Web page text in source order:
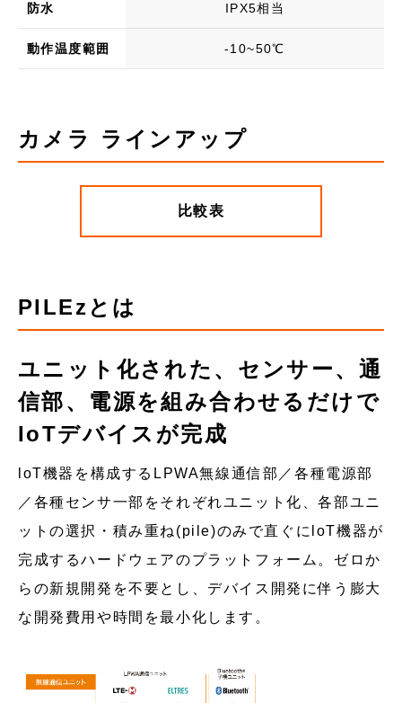
防水 IPX5相当
動作温度範囲 -10~50℃
カメラ ラインアップ
比較表
PILEzとは
ユニット化された、センサー、通
信部、電源を組み合わせるだけで
IoTデバイスが完成
loT機器を構成するLPWA無線通信部／各種電源部
／各種センサ一部をそれぞれユニット化、各部ユニ
ットの選択・積み重ね(pile)のみで直ぐにloT機器が
完成するハードウェアのプラットフォーム。ゼロか
らの新規開発を不要とし、デバイス開発に伴う膨大
な開発費用や時間を最小化します。